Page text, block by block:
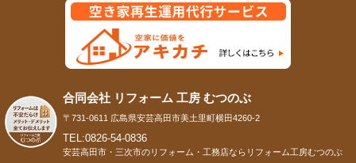
合同会社 リフォーム 工房 むつのぶ
〒731-0611 広島県安芸高田市美土里町横田4260-2
TEL:0826-54-0836
安芸高田市・三次市のリフォーム・工務店ならリフォーム工房むつのぶ